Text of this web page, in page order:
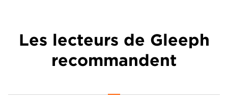
Les lecteurs de Gleeph
recommandent